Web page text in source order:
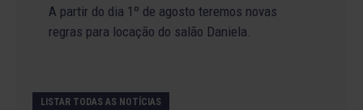
A partir do dia 1º de agosto teremos novas
regras para locação do salão Daniela.
LISTAR TODAS AS NOTÍCIAS